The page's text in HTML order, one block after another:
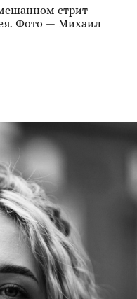
стрит
Фото — Михаил